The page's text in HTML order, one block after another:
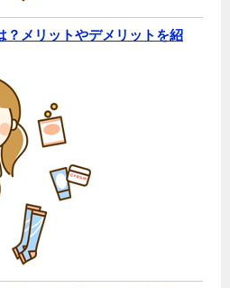
？メリットやデメリットを紹